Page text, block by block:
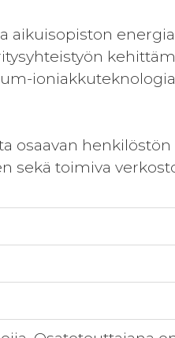
aikuisopiston
osaavan henkilöstön
sekä toimiva